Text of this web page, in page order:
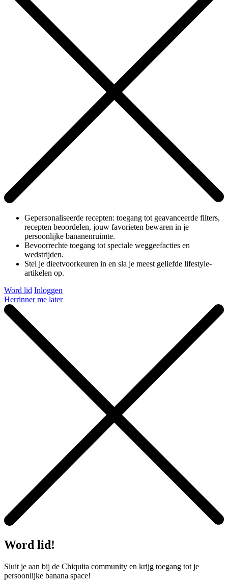
Gepersonaliseerde recepten: toegang tot geavanceerde filters,
recepten beoordelen, jouw favorieten bewaren in je
persoonlijke bananenruimte.
Bevoorrechte toegang tot speciale weggeefacties en
wedstrijden.
Stel je dieetvoorkeuren in en sla je meest geliefde lifestyle-
artikelen op.
Word lid Inloggen
Herrinner me later
Word lid!
Sluit je aan bij de Chiquita community en krijg toegang tot je
persoonlijke banana space!